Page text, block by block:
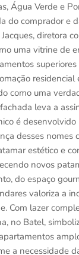
Água Verde e
do comprador e
diretora
uma vitrine de
como uma
leva a
é
desses
estético e
novos
do espaço
valoriza a
Com lazer
no Batel,
a necessidade